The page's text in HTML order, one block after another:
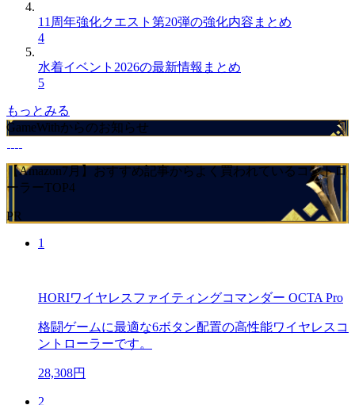
11周年強化クエスト第20弾の強化内容まとめ
4
水着イベント2026の最新情報まとめ
5
もっとみる
GameWithからのお知らせ
【Amazon7月】おすすめ記事からよく買われているコントロ
ーラーTOP4
PR
1
HORIワイヤレスファイティングコマンダー OCTA Pro
格闘ゲームに最適な6ボタン配置の高性能ワイヤレスコ
ントローラーです。
28,308円
2